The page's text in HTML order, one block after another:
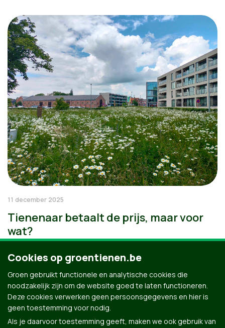
11 december 2025
Tienenaar betaalt de prijs, maar voor
wat?
Cookies op groentienen.be
Groen gebruikt functionele en analytische cookies die
noodzakelijk zijn om de website goed te laten functioneren.
Deze cookies verwerken geen persoonsgegevens en hier is
geen toestemming voor nodig.
Als je daarvoor toestemming geeft, maken we ook gebruik van